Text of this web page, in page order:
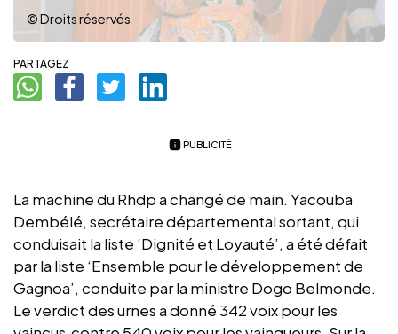
© Droits réservés
PARTAGEZ
PUBLICITÉ
La machine du Rhdp a changé de main. Yacouba
Dembélé, secrétaire départemental sortant, qui
conduisait la liste ‘Dignité et Loyauté’, a été défait
par la liste ‘Ensemble pour le développement de
Gagnoa’, conduite par la ministre Dogo Belmonde.
Le verdict des urnes a donné 342 voix pour les